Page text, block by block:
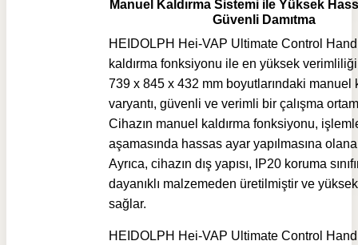
Manuel Kaldırma Sistemi ile Yüksek
Güvenli Damıtma
HEIDOLPH Hei-VAP Ultimate Control
kaldırma fonksiyonu ile en yüksek
739 x 845 x 432 mm boyutlarındaki manuel
varyantı, güvenli ve verimli bir çalışma
Cihazın manuel kaldırma fonksiyonu,
aşamasında hassas ayar yapılmasına
Ayrıca, cihazın dış yapısı, IP20 koruma
dayanıklı malzemeden üretilmiştir ve
sağlar.
HEIDOLPH Hei-VAP Ultimate Control